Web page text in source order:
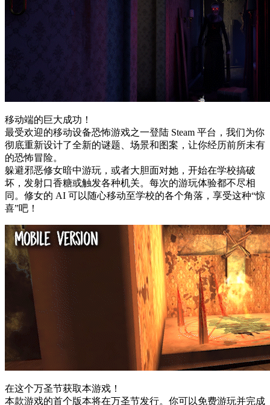
移动端的巨大成功！
最受欢迎的移动设备恐怖游戏之一登陆 Steam 平台，我们为你
彻底重新设计了全新的谜题、场景和图案，让你经历前所未有
的恐怖冒险。
躲避邪恶修女暗中游玩，或者大胆面对她，开始在学校搞破
坏，发射口香糖或触发各种机关。每次的游玩体验都不尽相
同。修女的 AI 可以随心移动至学校的各个角落，享受这种“惊
喜”吧！
在这个万圣节获取本游戏！
本款游戏的首个版本将在万圣节发行。你可以免费游玩并完成